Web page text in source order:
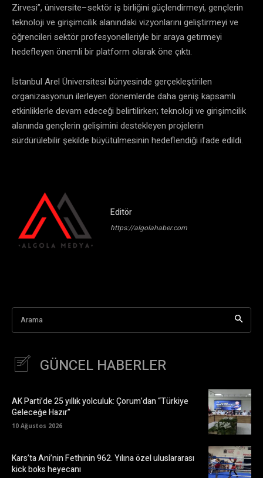
Zirvesi”, üniversite–sektör iş birliğini güçlendirmeyi, gençlerin
teknoloji ve girişimcilik alanındaki vizyonlarını geliştirmeyi ve
öğrencileri sektör profesyonelleriyle bir araya getirmeyi
hedefleyen önemli bir platform olarak öne çıktı.
İstanbul Arel Üniversitesi bünyesinde gerçekleştirilen
organizasyonun ilerleyen dönemlerde daha geniş kapsamlı
etkinliklerle devam edeceği belirtilirken; teknoloji ve girişimcilik
alanında gençlerin gelişimini destekleyen projelerin
sürdürülebilir şekilde büyütülmesinin hedeflendiği ifade edildi.
Editör
https://algolahaber.com
Arama
GÜNCEL HABERLER
AK Parti’de 25 yıllık yolculuk: Çorum’dan “Türkiye
Geleceğe Hazır”
10 Ağustos 2026
Kars’ta Ani’nin Fethinin 962. Yılına özel uluslararası
kick boks heyecanı